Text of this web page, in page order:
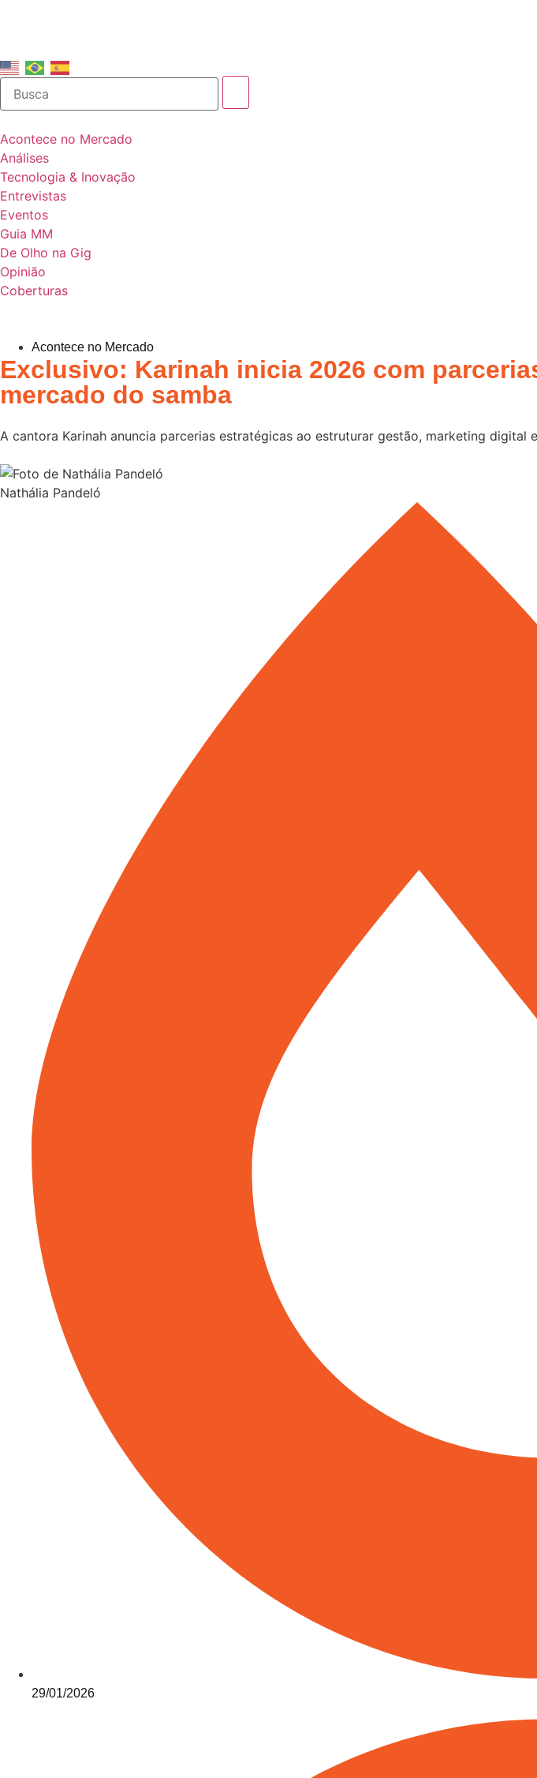
Acontece no Mercado
Análises
Tecnologia & Inovação
Entrevistas
Eventos
Guia MM
De Olho na Gig
Opinião
Coberturas
Acontece no Mercado
Exclusivo: Karinah inicia 2026 com
mercado do samba
A cantora Karinah anuncia parcerias estratégicas ao estruturar gestão, marketing
Nathália Pandeló
29/01/2026